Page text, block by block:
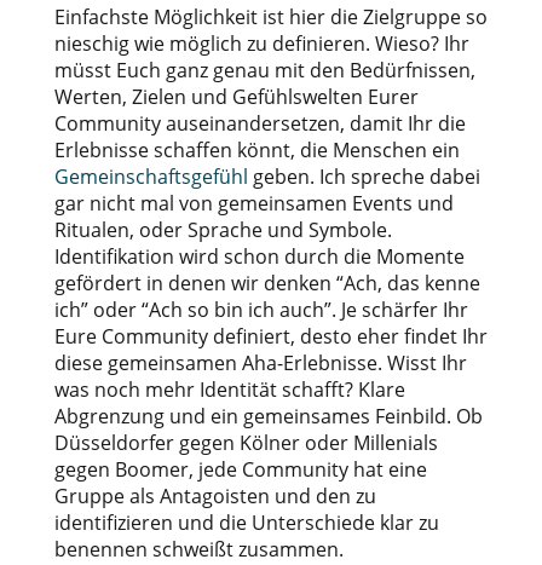
Einfachste Möglichkeit ist hier die Zielgruppe so
nieschig wie möglich zu definieren. Wieso? Ihr
müsst Euch ganz genau mit den Bedürfnissen,
Werten, Zielen und Gefühlswelten Eurer
Community auseinandersetzen, damit Ihr die
Erlebnisse schaffen könnt, die Menschen ein
Gemeinschaftsgefühl geben. Ich spreche dabei
gar nicht mal von gemeinsamen Events und
Ritualen, oder Sprache und Symbole.
Identifikation wird schon durch die Momente
gefördert in denen wir denken “Ach, das kenne
ich” oder “Ach so bin ich auch”. Je schärfer Ihr
Eure Community definiert, desto eher findet Ihr
diese gemeinsamen Aha-Erlebnisse. Wisst Ihr
was noch mehr Identität schafft? Klare
Abgrenzung und ein gemeinsames Feinbild. Ob
Düsseldorfer gegen Kölner oder Millenials
gegen Boomer, jede Community hat eine
Gruppe als Antagoisten und den zu
identifizieren und die Unterschiede klar zu
benennen schweißt zusammen.